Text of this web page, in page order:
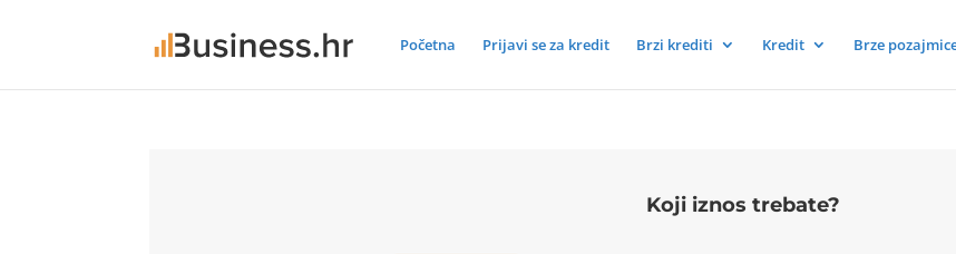
Početna Prijavi se za kredit Brzi krediti Kredit Brze
Koji iznos trebate?